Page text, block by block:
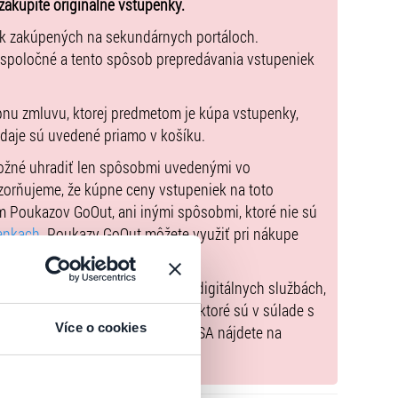
Více o cookies
hosťom Lenkou Filipovouzavíta aj na Slovensko.
Hell.o, Lithium, či Good Enough si po vypredanom
v ďalších mestách Českej republiky a aj
skladby v špeciálnych aranžoch vytvorených
predstaví nielen ako speváčka s originálnym
&UNIQUE QUARTET so špeciálnym hosťom Lenkou
novembra 2025.
originálne vstupenky.
na sekundárnych portáloch.
a tento spôsob prepredávania vstupeniek
zmluvu, ktorej predmetom je kúpa vstupenky,
sú uvedené priamo v košíku.
uhradiť len spôsobmi uvedenými vo
že kúpne ceny vstupeniek na toto
GoOut, ani inými spôsobmi, ktoré nie sú
. Poukazy GoOut môžete využiť pri nákupe
nie je uvedené inak.
EÚ 2022/2065 (Akt o digitálnych službách,
, iba výrobky alebo služby, ktoré sú v súlade s
informácie a kontakty podľa DSA nájdete na